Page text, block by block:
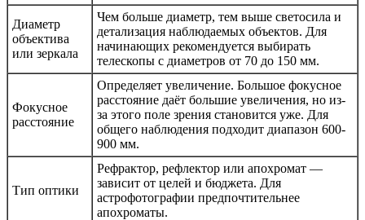
Диаметр
объектива
или зеркала
Чем больше диаметр, тем выше светосила и
детализация наблюдаемых объектов. Для
начинающих рекомендуется выбирать
телескопы с диаметров от 70 до 150 мм.
Фокусное
расстояние
Определяет увеличение. Большое фокусное
расстояние даёт большие увеличения, но из-
за этого поле зрения становится уже. Для
общего наблюдения подходит диапазон 600-
900 мм.
Тип оптики
Рефрактор, рефлектор или апохромат —
зависит от целей и бюджета. Для
астрофотографии предпочтительнее
апохроматы.